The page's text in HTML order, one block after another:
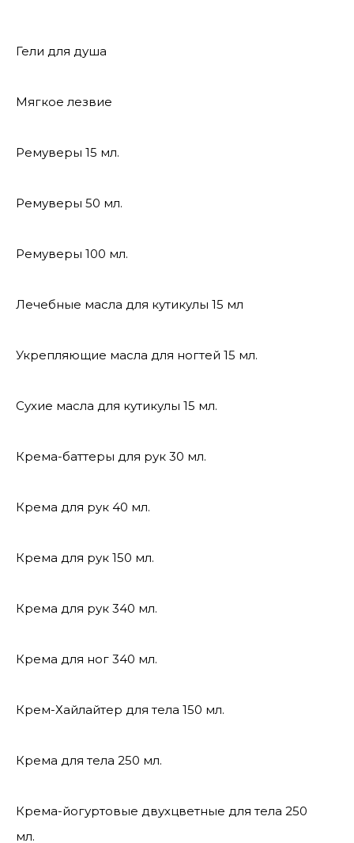
Гели для душа
Мягкое лезвие
Ремуверы 15 мл.
Ремуверы 50 мл.
Ремуверы 100 мл.
Лечебные масла для кутикулы 15 мл
Укрепляющие масла для ногтей 15 мл.
Сухие масла для кутикулы 15 мл.
Крема-баттеры для рук 30 мл.
Крема для рук 40 мл.
Крема для рук 150 мл.
Крема для рук 340 мл.
Крема для ног 340 мл.
Крем-Хайлайтер для тела 150 мл.
Крема для тела 250 мл.
Крема-йогуртовые двухцветные для тела 250
мл.